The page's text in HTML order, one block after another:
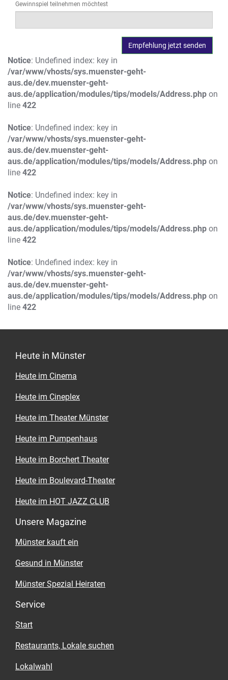
Gewinnspiel teilnehmen möchtest
Notice: Undefined index: key in
/var/www/vhosts/sys.muenster-geht-
aus.de/dev.muenster-geht-
aus.de/application/modules/tips/models/Address.php on
line 422
Notice: Undefined index: key in
/var/www/vhosts/sys.muenster-geht-
aus.de/dev.muenster-geht-
aus.de/application/modules/tips/models/Address.php on
line 422
Notice: Undefined index: key in
/var/www/vhosts/sys.muenster-geht-
aus.de/dev.muenster-geht-
aus.de/application/modules/tips/models/Address.php on
line 422
Notice: Undefined index: key in
/var/www/vhosts/sys.muenster-geht-
aus.de/dev.muenster-geht-
aus.de/application/modules/tips/models/Address.php on
line 422
Heute in Münster
Heute im Cinema
Heute im Cineplex
Heute im Theater Münster
Heute im Pumpenhaus
Heute im Borchert Theater
Heute im Boulevard-Theater
Heute im HOT JAZZ CLUB
Unsere Magazine
Münster kauft ein
Gesund in Münster
Münster Spezial Heiraten
Service
Start
Restaurants, Lokale suchen
Lokalwahl